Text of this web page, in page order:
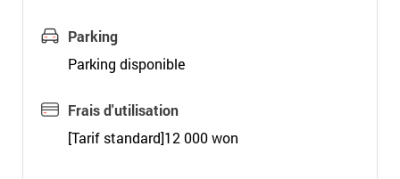
Parking
Parking disponible
Frais d'utilisation
[Tarif standard]12 000 won